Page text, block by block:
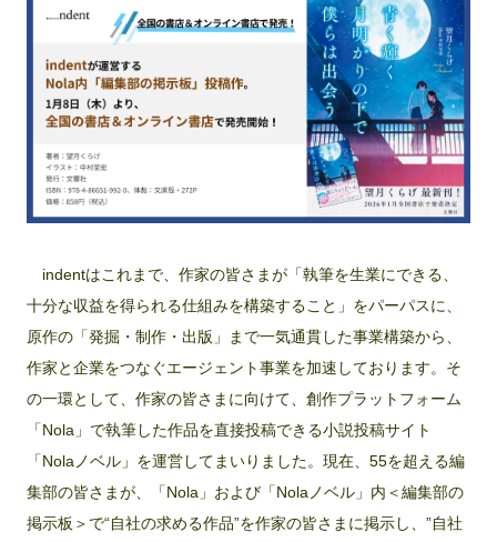
indentはこれまで、作家の皆さまが「執筆を生業にできる、
十分な収益を得られる仕組みを構築すること」をパーパスに、
原作の「発掘・制作・出版」まで一気通貫した事業構築から、
作家と企業をつなぐエージェント事業を加速しております。そ
の一環として、作家の皆さまに向けて、創作プラットフォーム
「Nola」で執筆した作品を直接投稿できる小説投稿サイト
「Nolaノベル」を運営してまいりました。現在、55を超える編
集部の皆さまが、「Nola」および「Nolaノベル」内＜編集部の
掲示板＞で“自社の求める作品”を作家の皆さまに掲示し、”自社